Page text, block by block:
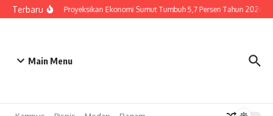
Lewati ke konten
TerbaruBI Sumut Proyeksikan Ekonomi Sumut Tumbuh 5,7 Persen Tahun 2026
Main Menu